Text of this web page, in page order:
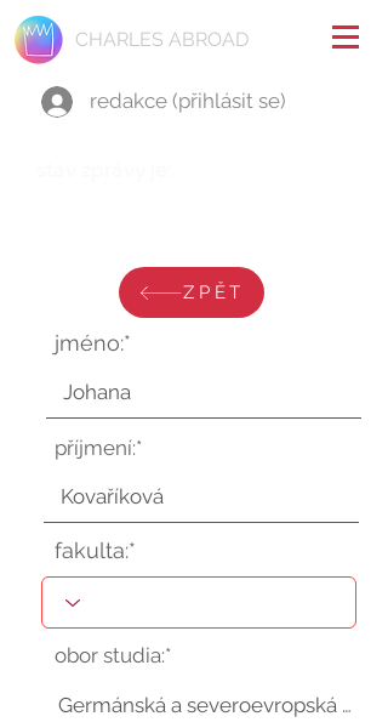
CHARLES ABROAD
redakce (přihlásit se)
ZPĚT
jméno:*
příjmení:*
fakulta:*
obor studia:*